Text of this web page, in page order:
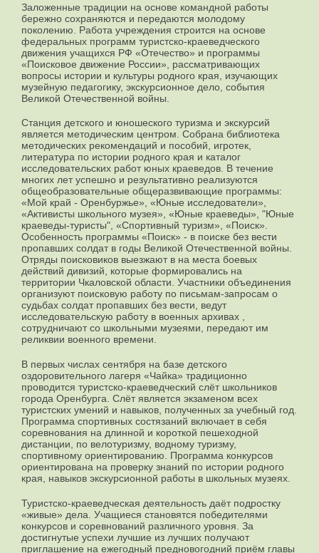
Заложенные традиции на основе командной работы
бережно сохраняются и передаются молодому
поколению. Работа учреждения строится на основе
федеральных программ туристско-краеведческого
движения учащихся РФ «Отечество» и программы
«Поисковое движение России», рассматривающих
вопросы истории и культуры родного края, изучающих
музейную педагогику, экскурсионное дело, события
Великой Отечественной войны.
Станция детского и юношеского туризма и экскурсий
является методическим центром. Собрана библиотека
методических рекомендаций и пособий, игротек,
литература по истории родного края и каталог
исследовательских работ юных краеведов. В течение
многих лет успешно и результативно реализуются
общеобразовательные общеразвивающие программы:
«Мой край - Оренбуржье», «Юные исследователи»,
«Активисты школьного музея», «Юные краеведы», "Юные
краеведы-туристы", «Спортивный туризм», «Поиск».
Особенность программы «Поиск» - в поиске без вести
пропавших солдат в годы Великой Отечественной войны.
Отряды поисковиков выезжают в на места боевых
действий дивизий, которые формировались на
территории Чкаловской области. Участники объединения
организуют поисковую работу по письмам-запросам о
судьбах солдат пропавших без вести, ведут
исследовательскую работу в военных архивах ,
сотрудничают со школьными музеями, передают им
реликвии военного времени.
В первых числах сентября на базе детского
оздоровительного лагеря «Чайка» традиционно
проводится туристско-краеведческий слёт школьников
города Оренбурга. Слёт является экзаменом всех
туристских умений и навыков, полученных за учебный год.
Программа спортивных состязаний включает в себя
соревнования на длинной и короткой пешеходной
дистанции, по велотуризму, водному туризму,
спортивному ориентированию. Программа конкурсов
ориентирована на проверку знаний по истории родного
края, навыков экскурсионной работы в школьных музеях.
Туристско-краеведческая деятельность даёт подростку
«живые» дела. Учащиеся становятся победителями
конкурсов и соревнований различного уровня. За
достигнутые успехи лучшие из лучших получают
приглашение на ежегодный предновогодний приём главы